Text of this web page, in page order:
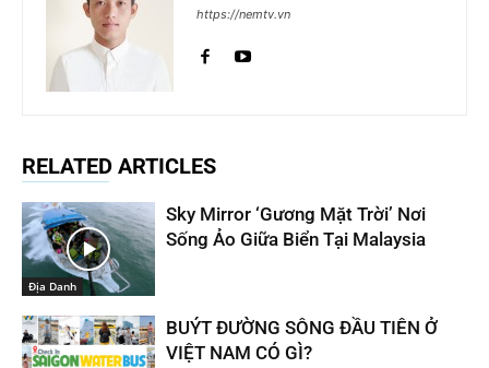
https://nemtv.vn
RELATED ARTICLES
Địa Danh
Sky Mirror ‘Gương Mặt Trời’ Nơi
Sống Ảo Giữa Biển Tại Malaysia
BUÝT ĐƯỜNG SÔNG ĐẦU TIÊN Ở
VIỆT NAM CÓ GÌ?